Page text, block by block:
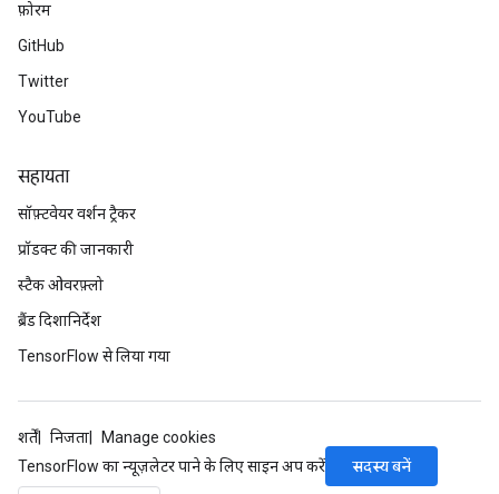
फ़ोरम
GitHub
Twitter
YouTube
सहायता
सॉफ़्टवेयर वर्शन ट्रैकर
प्रॉडक्ट की जानकारी
स्टैक ओवरफ़्लो
ब्रैंड दिशानिर्देश
TensorFlow से लिया गया
शर्तें निजता
Manage cookies
TensorFlow का न्यूज़लेटर पाने के लिए साइन अप करें
सदस्य बनें